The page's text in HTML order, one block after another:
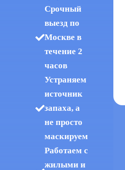
Срочный
выезд по
Москве в
течение 2
часов
Устраняем
источник
запаха, а
не просто
маскируем
Работаем с
жилыми и